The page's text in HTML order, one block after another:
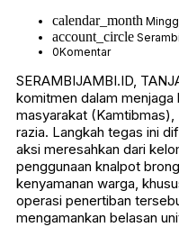
calendar_month
account_circle
0Komentar
SERAMBIJAMBI.ID,
komitmen dalam
masyarakat
razia. Langkah tegas ini
aksi meresahkan dari
penggunaan knalpot
kenyamanan warga,
operasi penertiban
mengamankan belasan